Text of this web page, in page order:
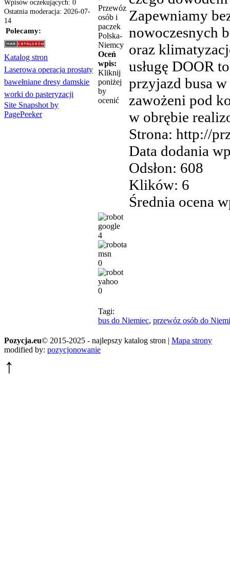
Wpisów oczekujących: 0
Ostatnia moderacja: 2026-07-
14
Polecamy:
Katalog stron
Laserowa operacja prostaty
bawełniane dresy damskie
worki do pasteryzacji
Site Snapshot by
PagePeeker
Oceń
wpis:
Kliknij
poniżej
by
ocenić
Zapewniamy
nowoczesnych
oraz
usługę DOOR
przyjazd busa
zawożeni pod
w obrębie
Strona: http://
Data dodania
Odsłon: 608
Klików: 6
Średnia ocena
4
0
0
Tagi:
bus do Niemiec, przewóz osób do
Pozycja.eu© 2015-2025 - najlepszy katalog stron | Mapa strony
modified by: pozycjonowanie
↑